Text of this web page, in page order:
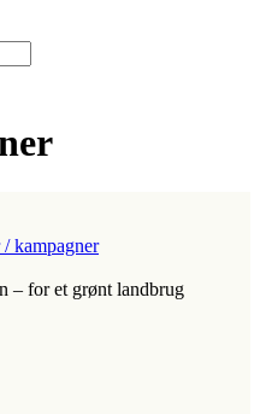
kampagner
– for et grønt landbrug